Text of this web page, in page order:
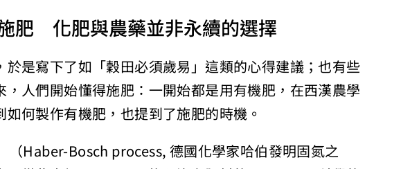
肥 化肥與農藥並非永續的選擇
是寫下了如「穀田必須歲易」這類的心得建議；也有些
人們開始懂得施肥：一開始都是用有機肥，在西漢農學
何製作有機肥，也提到了施肥的時機。
Haber-Bosch process, 德國化學家哈伯發明固氮之